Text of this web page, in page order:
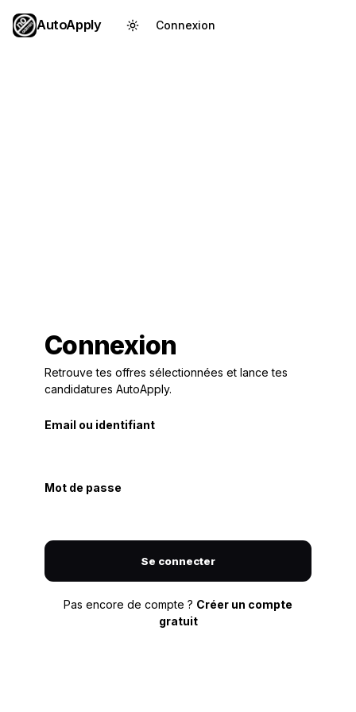
AutoApply Connexion
Connexion
Retrouve tes offres sélectionnées et lance tes
candidatures AutoApply.
Email ou identifiant
Mot de passe
Se connecter
Pas encore de compte ? Créer un compte
gratuit